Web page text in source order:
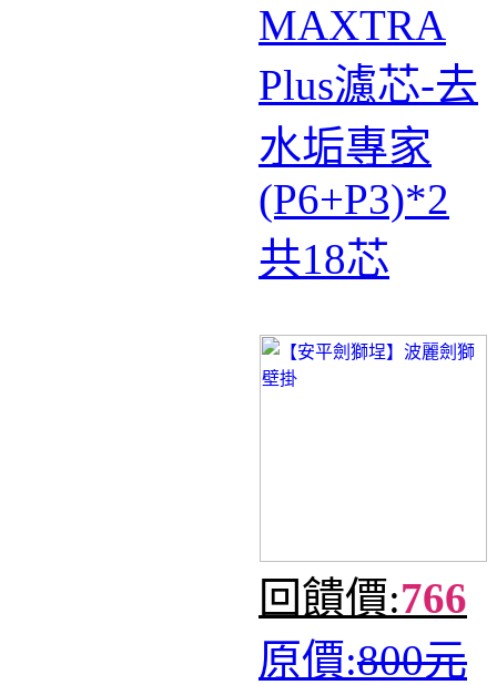
MAXTRA
Plus濾芯-去
水垢專家
(P6+P3)*2
共18芯
回饋價:766
原價:800元